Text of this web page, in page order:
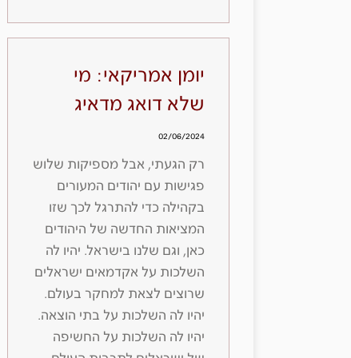
יומן אמריקאי: מי
שלא דואג מדאיג
02/06/2024
רק הגעתי, אבל מספיקות שלוש
פגישות עם יהודים המעורים
בקהילה כדי להתרגל לכך שזו
המציאות החדשה של היהודים
כאן, וגם שלנו בישראל. יהיו לה
השלכות על אקדמאים ישראלים
שרוצים לצאת למחקר בעולם.
יהיו לה השלכות על בתי הוצאה.
יהיו לה השלכות על החשיפה